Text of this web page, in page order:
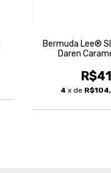
Bermuda Lee®
Daren
4 x de